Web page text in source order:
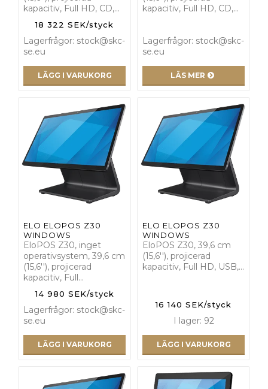
kapacitiv, Full HD, CD,…
18 322 SEK/styck
Lagerfrågor: stock@skc-
se.eu
LÄGG I VARUKORG
kapacitiv, Full HD, CD,…
Lagerfrågor: stock@skc-
se.eu
LÄS MER
ELO ELOPOS Z30
WINDOWS
EloPOS Z30, inget
operativsystem, 39,6 cm
(15,6''), projicerad
kapacitiv, Full…
14 980 SEK/styck
Lagerfrågor: stock@skc-
se.eu
LÄGG I VARUKORG
ELO ELOPOS Z30
WINDOWS
EloPOS Z30, 39,6 cm
(15,6''), projicerad
kapacitiv, Full HD, USB,…
16 140 SEK/styck
I lager: 92
LÄGG I VARUKORG